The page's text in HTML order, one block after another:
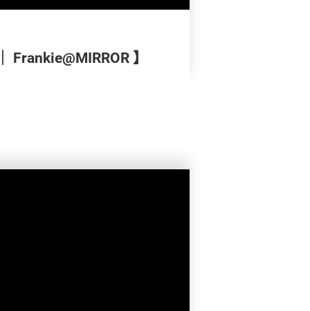
Frankie@MIRROR 】